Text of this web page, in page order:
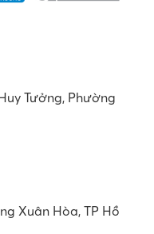
Tưởng, Phường
Xuân Hòa, TP Hồ